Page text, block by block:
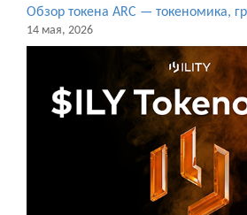
Обзор токена ARC — токеномика,
14 мая, 2026